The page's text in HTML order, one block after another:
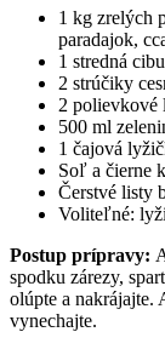
1 kg zrelých
paradajok,
1 stredná
2 strúčiky
2 polievkové
500 ml
1 čajová
Soľ a čierne
Čerstvé listy
Voliteľné:
Postup prípravy:
spodku zárezy,
olúpte a nakrájajte.
vynechajte.